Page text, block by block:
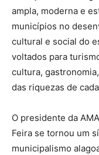
ampla, moderna e
municípios no
cultural e social do
voltados para
cultura,
das riquezas de
O presidente da
Feira se tornou um
municipalismo